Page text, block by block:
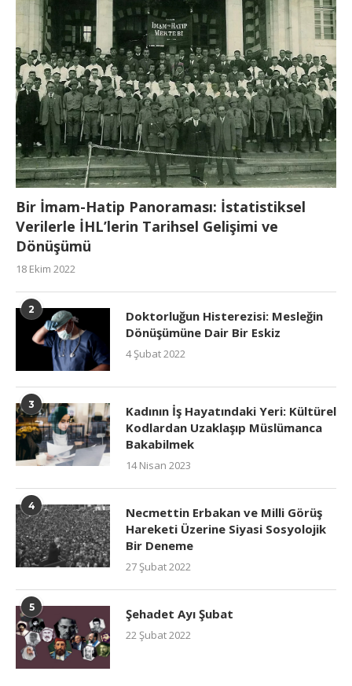
Bir İmam-Hatip Panoraması: İstatistiksel
Verilerle İHL’lerin Tarihsel Gelişimi ve
Dönüşümü
18 Ekim 2022
2
Doktorluğun Histerezisi: Mesleğin
Dönüşümüne Dair Bir Eskiz
4 Şubat 2022
3
Kadının İş Hayatındaki Yeri: Kültürel
Kodlardan Uzaklaşıp Müslümanca
Bakabilmek
14 Nisan 2023
4
Necmettin Erbakan ve Milli Görüş
Hareketi Üzerine Siyasi Sosyolojik
Bir Deneme
27 Şubat 2022
5 Şehadet Ayı Şubat
22 Şubat 2022